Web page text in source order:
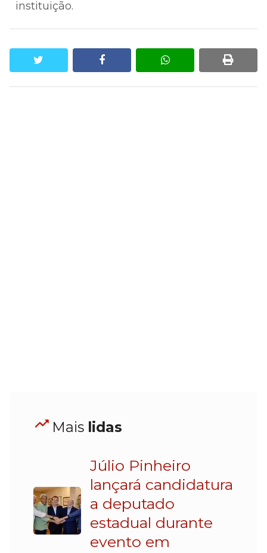
instituição.
facebook whatsapp print
Mais lidas
Júlio Pinheiro
lançará candidatura
a deputado
estadual durante
evento em